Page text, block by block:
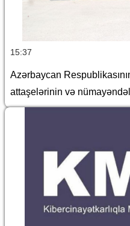
15:37
Azərbaycan
attaşelərinin və